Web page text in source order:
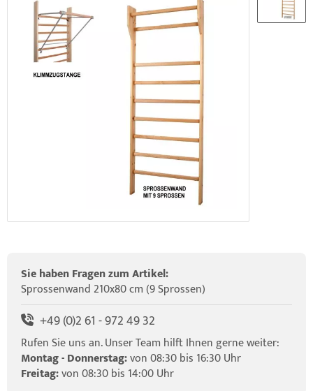
Sie haben Fragen zum Artikel:
Sprossenwand 210x80 cm (9 Sprossen)
+49 (0)2 61 - 972 49 32
Rufen Sie uns an. Unser Team hilft Ihnen gerne weiter:
Montag - Donnerstag:von 08:30 bis 16:30 Uhr
Freitag:von 08:30 bis 14:00 Uhr
& Schädel
Gel
Hedge Hock (NEU IM SORTIMENT)
Elasko (NEU IM SORTIMENT)
& Zubehör
Vertikalzug
Trainingstische